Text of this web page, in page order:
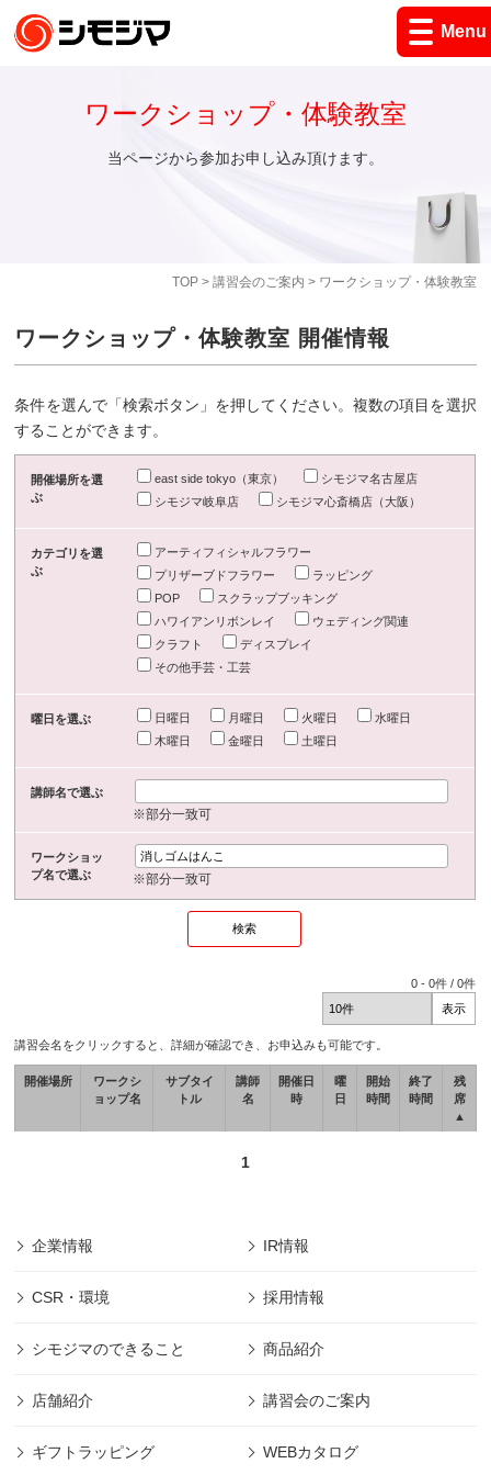
Menu
TOP> 講習会のご案内 > ワークショップ・体験教室
ワークショップ・体験教室
当ページから参加お申し込み頂けます。
ワークショップ・体験教室 開催情報
条件を選んで「検索ボタン」を押してください。複数の項目を選択
することができます。
開催場所を選
ぶ
east side tokyo（東京）
シモジマ名古屋店
シモジマ岐阜店
シモジマ心斎橋店（大阪）
カテゴリを選
ぶ
アーティフィシャルフラワー
プリザーブドフラワー
ラッピング
POP
スクラップブッキング
ハワイアンリボンレイ
ウェディング関連
クラフト
ディスプレイ
その他手芸・工芸
曜日を選ぶ 日曜日 月曜日 火曜日
水曜日
木曜日
金曜日 土曜日
講師名で選ぶ
※部分一致可
ワークショッ
プ名で選ぶ
※部分一致可
0 -0件 /0件
講習会名をクリックすると、詳細が確認でき、お申込みも可能です。
開催場所
ワークシ
ョップ名
サブタイ
トル
講師
名
開催日
時
曜
日
開始
時間
終了
時間
残
席
▲
1
企業情報 IR情報
CSR・環境 採用情報
シモジマのできること 商品紹介
店舗紹介 講習会のご案内
ギフトラッピング WEBカタログ